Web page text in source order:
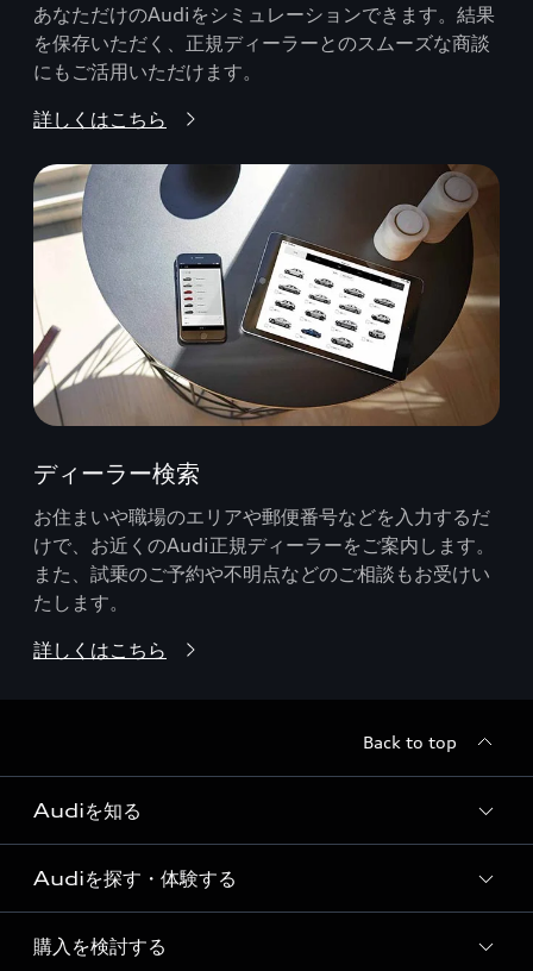
あなただけのAudiをシミュレーションできます。結果
を保存いただく、正規ディーラーとのスムーズな商談
にもご活用いただけます。
詳しくはこちら
ディーラー検索
お住まいや職場のエリアや郵便番号などを入力するだ
けで、お近くのAudi正規ディーラーをご案内します。
また、試乗のご予約や不明点などのご相談もお受けい
たします。
詳しくはこちら
Back to top
Audiを知る
Audi ブランド
Story of Progress
Audiを探す・体験する
ディーラー検索
購入を検討する